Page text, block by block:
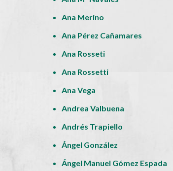
Ana Merino
Ana Pérez Cañamares
Ana Rosseti
Ana Rossetti
Ana Vega
Andrea Valbuena
Andrés Trapiello
Ángel González
Ángel Manuel Gómez Espada